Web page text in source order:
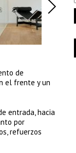
de
el frente y un
entrada, hacia
por
refuerzos